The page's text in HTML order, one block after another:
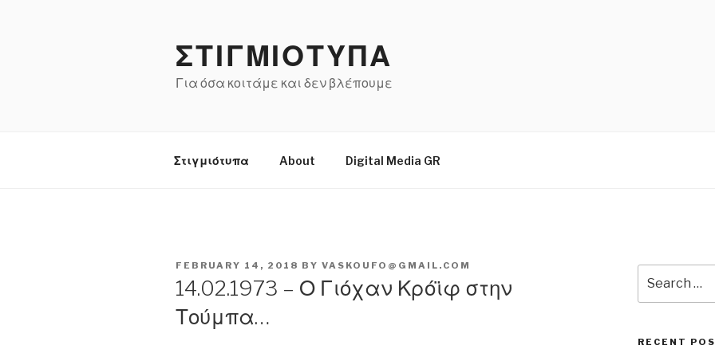
ΣΤΙΓΜΙΟΤΥΠΑ
Για όσα κοιτάμε και δεν βλέπουμε
Στιγμιότυπα About Digital Media GR
POSTED
FEBRUARY 14, 2018 BY VASKOUFO@GMAIL.COM
14.02.1973 – Ο Γιόχαν Κρόϊφ στην
Τούμπα…
for:
RECENT